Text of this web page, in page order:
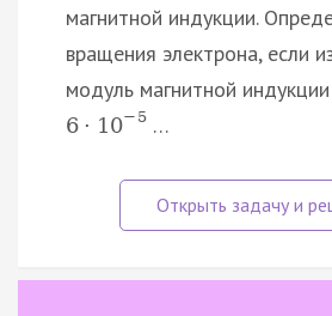
магнитной индукции.
вращения электрона, если
модуль магнитной
6 · 10− 5…